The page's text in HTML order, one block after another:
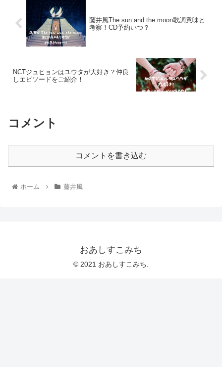
藤井風The sun and the moon歌詞意味と
考察！CD予約いつ？
NCTジュヒョンはユウタが大好き？仲良
しエピソードをご紹介！
コメント
コメントを書き込む
ホーム 藤井風
おあしすこみち
© 2021 おあしすこみち.